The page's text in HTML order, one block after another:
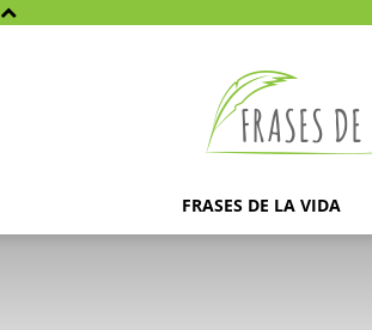
FRASES DE LA VIDA